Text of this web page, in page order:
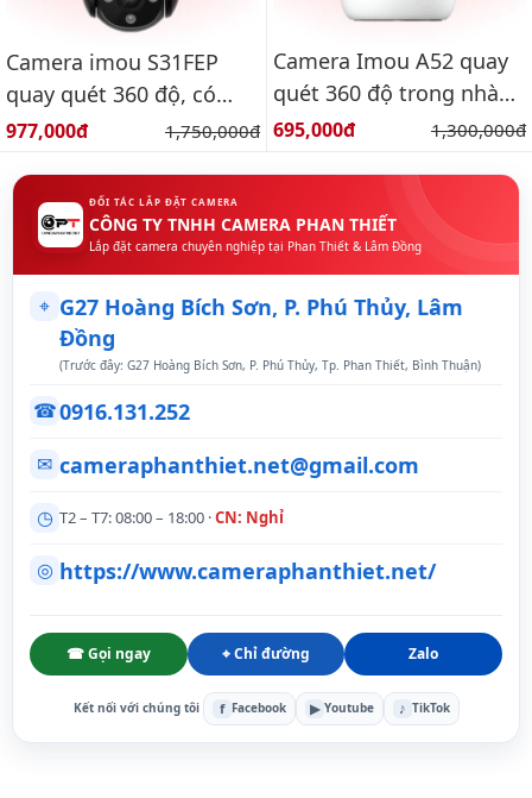
Camera imou S31FEP
quay quét 360 độ, có
màu ban đêm, báo động
Giá bán:
977,000đ Giá gốc:
1,750,000đ
Camera Imou A52 quay
quét 360 độ trong nhà
3k
Giá bán:
695,000đ Giá gốc:
1,300,000đ
ĐỐI TÁC LẮP ĐẶT CAMERA
CÔNG TY TNHH CAMERA PHAN THIẾT
Lắp đặt camera chuyên nghiệp tại Phan Thiết & Lâm Đồng
⌖ G27 Hoàng Bích Sơn, P. Phú Thủy, Lâm
Đồng
(Trước đây: G27 Hoàng Bích Sơn, P. Phú Thủy, Tp. Phan Thiết, Bình Thuận)
☎0916.131.252
✉ cameraphanthiet.net@gmail.com
◷ T2 – T7: 08:00 – 18:00 ·CN: Nghỉ
◎ https://www.cameraphanthiet.net/
☎ Gọi ngay ⌖ Chỉ đường Zalo
Kết nối với chúng tôi f Facebook ▶ Youtube ♪ TikTok